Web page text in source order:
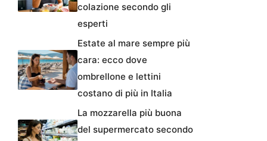
colazione secondo gli
esperti
Estate al mare sempre più
cara: ecco dove
ombrellone e lettini
costano di più in Italia
La mozzarella più buona
del supermercato secondo